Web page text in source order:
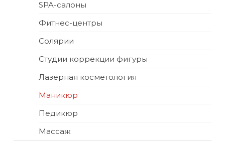
SPA-салоны
Фитнес-центры
Солярии
Студии коррекции фигуры
Лазерная косметология
Маникюр
Педикюр
Массаж